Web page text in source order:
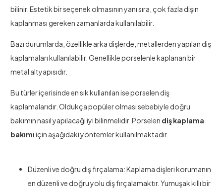
bilinir. Estetik bir seçenek olmasının yanı sıra, çok fazla dişin
kaplanması gereken zamanlarda kullanılabilir.
Bazı durumlarda, özellikle arka dişlerde, metallerden yapılan diş
kaplamaları kullanılabilir. Genellikle porselenle kaplanan bir
metal altyapısıdır.
Bu türler içerisinde en sık kullanılan ise porselen diş
kaplamalarıdır. Oldukça popüler olması sebebiyle doğru
bakımın nasıl yapılacağı iyi bilinmelidir. Porselen diş kaplama
bakımıiçin aşağıdaki yöntemler kullanılmaktadır.
Düzenli ve doğru diş fırçalama: Kaplama dişleri korumanın
en düzenli ve doğru yolu diş fırçalamaktır. Yumuşak kıllı bir